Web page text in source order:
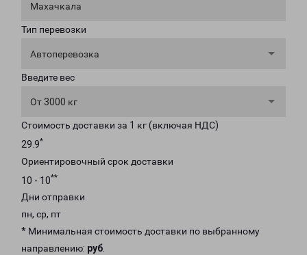
Махачкала
Тип перевозки
Автоперевозка
Введите вес
От 3000 кг
Стоимость доставки за 1 кг (включая НДС)
29.9*
Ориентировочный срок доставки
10 - 10**
Дни отправки
пн, ср, пт
* Минимальная стоимость доставки по выбранному
направлению: руб.